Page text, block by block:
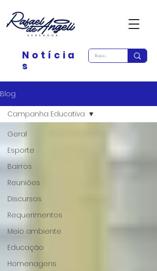
Notícia
s
Blog
Geral
Esporte
Bairros
Reuniões
Discursos
Requerimentos
Meio ambiente
Educação
Homenagens
Campanha Educativa